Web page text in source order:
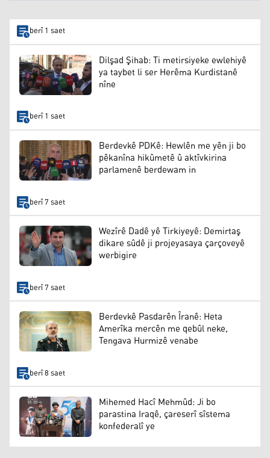
berî 1 saet
Dilşad Şihab: Ti metirsiyeke ewlehiyê
ya taybet li ser Herêma Kurdistanê
nîne
berî 1 saet
Berdevkê PDKê: Hewlên me yên ji bo
pêkanîna hikûmetê û aktîvkirina
parlamenê berdewam in
berî 7 saet
Wezîrê Dadê yê Tirkiyeyê: Demirtaş
dikare sûdê ji projeyasaya çarçoveyê
werbigire
berî 7 saet
Berdevkê Pasdarên Îranê: Heta
Amerîka mercên me qebûl neke,
Tengava Hurmizê venabe
berî 8 saet
Mihemed Hacî Mehmûd: Ji bo
parastina Iraqê, çareserî sîstema
konfederalî ye